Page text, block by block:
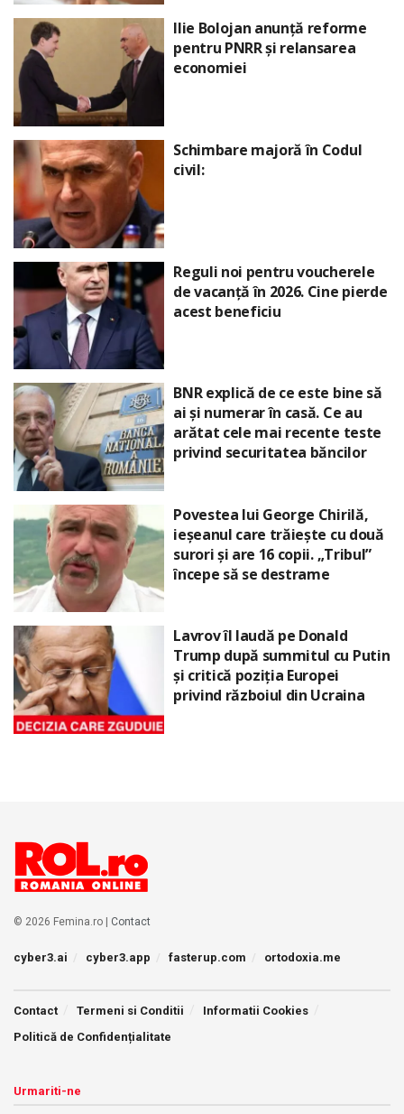
Ilie Bolojan anunță reforme
pentru PNRR și relansarea
economiei
Schimbare majoră în Codul
civil:
Reguli noi pentru voucherele
de vacanță în 2026. Cine pierde
acest beneficiu
BNR explică de ce este bine să
ai și numerar în casă. Ce au
arătat cele mai recente teste
privind securitatea băncilor
Povestea lui George Chirilă,
ieșeanul care trăiește cu două
surori și are 16 copii. „Tribul”
începe să se destrame
Lavrov îl laudă pe Donald
Trump după summitul cu Putin
și critică poziția Europei
privind războiul din Ucraina
© 2026 Femina.ro | Contact
cyber3.ai cyber3.app fasterup.com ortodoxia.me
Contact Termeni si Conditii
Informatii Cookies
Politică de Confidențialitate
Urmariti-ne